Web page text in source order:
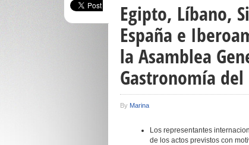
Egipto, Líbano,
España e
la Asamblea
Gastronomía
By Marina
Los representantes
de los actos previstos con